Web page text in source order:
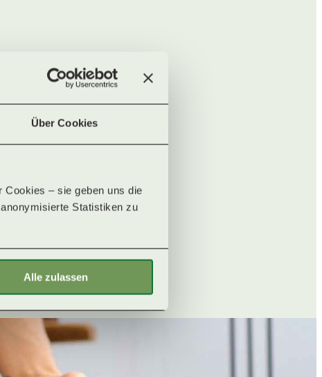
Über Cookies
Cookies – sie geben uns die
Statistiken zu
Alle zulassen